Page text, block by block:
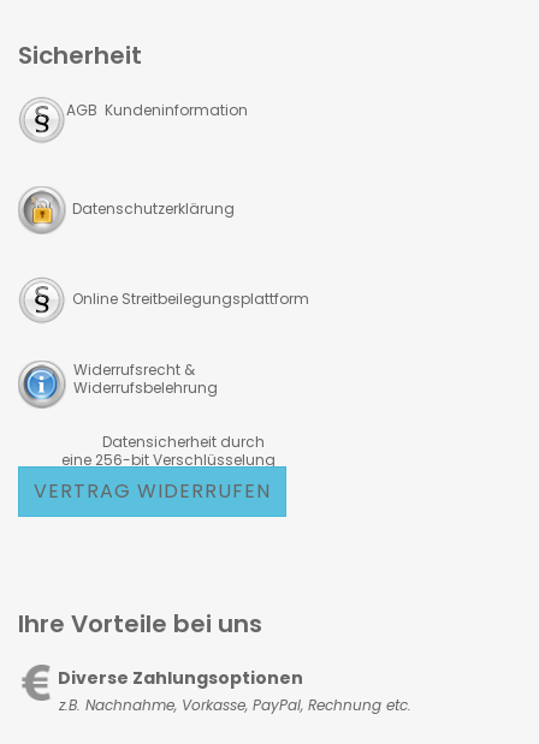
Sicherheit
AGB Kundeninformation
Datenschutzerklärung
Online Streitbeilegungsplattform
Widerrufsrecht &
Widerrufsbelehrung
Datensicherheit durch
eine 256-bit Verschlüsselung
VERTRAG WIDERRUFEN
Ihre Vorteile bei uns
Diverse Zahlungsoptionen
z.B. Nachnahme, Vorkasse, PayPal, Rechnung etc.